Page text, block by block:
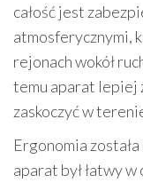
całość jest
atmosferycznymi,
rejonach wokół
temu aparat lepiej
zaskoczyć w
Ergonomia
aparat był łatwy